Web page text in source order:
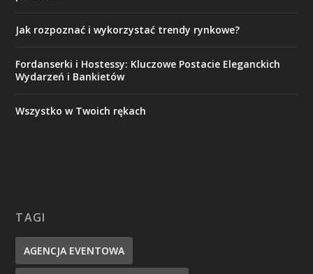
Jak rozpoznać i wykorzystać trendy rynkowe?
Fordanserki i Hostessy: Kluczowe Postacie Eleganckich
Wydarzeń i Bankietów
Wszystko w Twoich rękach
TAGI
AGENCJA EVENTOWA